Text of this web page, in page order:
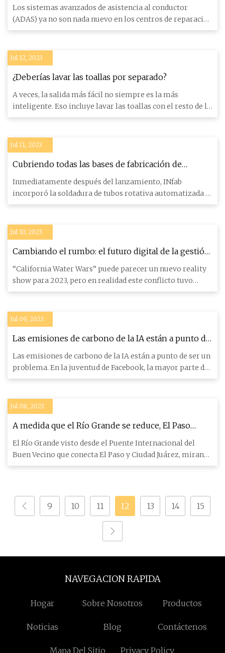
Los sistemas avanzados de asistencia al conductor
(ADAS) ya no son nada nuevo en los centros de reparación
de colisione
Jul 12, 2023
¿Deberías lavar las toallas por separado?
A veces, la salida más fácil no siempre es la más
inteligente. Eso incluye lavar las toallas con el resto de la
ropa.
Jul 11, 2023
Cubriendo todas las bases de fabricación de
tuberías con tecnología de soldadura automatizada
Inmediatamente después del lanzamiento, INfab
incorporó la soldadura de tubos rotativa automatizada a
su lucha por segu
Jul 10, 2023
Cambiando el rumbo: el futuro digital de la gestión
del agua
“California Water Wars” puede parecer un nuevo reality
show para 2023, pero en realidad este conflicto tuvo
lugar hace m
Jul 09, 2023
Las emisiones de carbono de la IA están a punto de
convertirse en un problema
Las emisiones de carbono de la IA están a punto de ser un
problema. En la juventud de Facebook, la mayor parte del
sit
Jul 08, 2023
A medida que el Río Grande se reduce, El Paso
planea un futuro hídrico incierto
El Río Grande visto desde el Puente Internacional del
Buen Vecino que conecta El Paso y Ciudad Juárez, mirando
hacia Mé
9 10 11 12 13 14 15
NAVEGACION RAPIDA
Hogar Sobre Nosotros Productos
Noticias Blog Contáctenos
Mapa Del Sitio Privacy Policy